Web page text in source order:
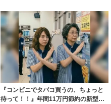
『コンビニでタバコ買うの、ちょっと
待って！！』年間11万円節約の新型タ